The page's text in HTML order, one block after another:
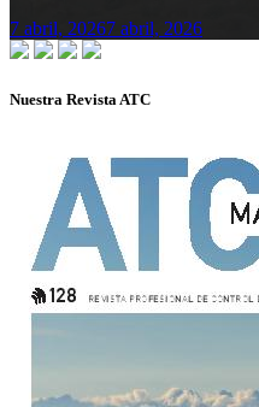
7 abril, 20267 abril, 2026
Nuestra Revista ATC